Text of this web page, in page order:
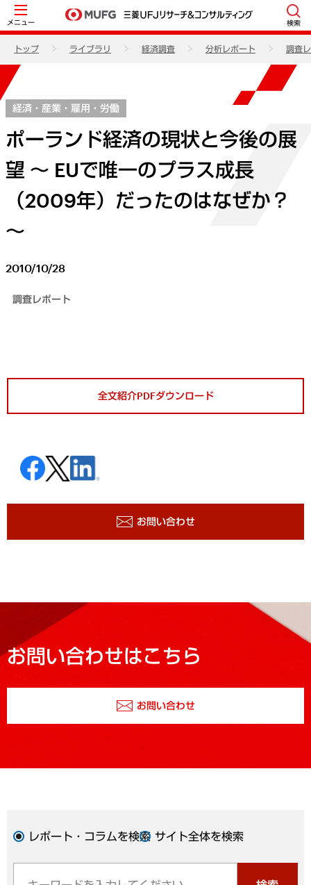
メニュー 検索
トップ ライブラリ 経済調査 分析レポート 調査
経済・産業・雇用・労働
ポーランド経済の現状と今後の展
望 ～ EUで唯一のプラス成長
（2009年）だったのはなぜか？
～
2010/10/28
調査レポート
全文紹介PDFダウンロード
お問い合わせ
お問い合わせはこちら
お問い合わせ
レポート・コラムを検索 サイト全体を検索